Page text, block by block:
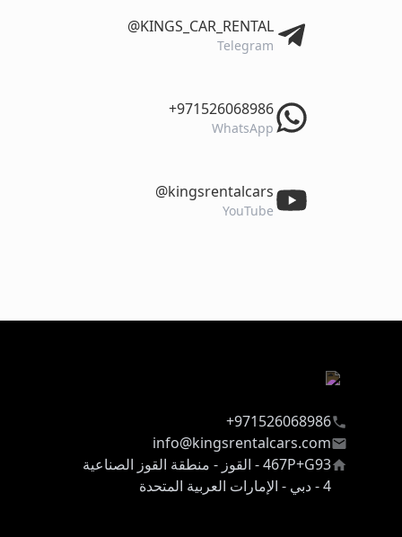
‎@KINGS_CAR_RENTAL
Telegram
‎+971526068986
WhatsApp
‎@kingsrentalcars
YouTube
971526068986+
info@kingsrentalcars.com
467P+G93 - القوز - منطقة القوز الصناعية
4 - دبي - الإمارات العربية المتحدة